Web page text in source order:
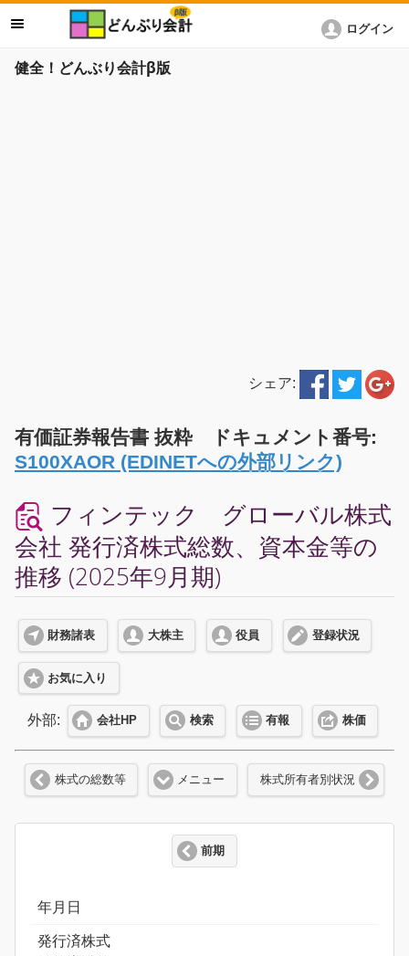
健全！どんぶり会計β版
ログイン
シェア:
有価証券報告書 抜粋 ドキュメント番号:
S100XAOR (EDINETへの外部リンク)
フィンテック グローバル株式
会社 発行済株式総数、資本金等の
推移 (2025年9月期)
財務諸表 大株主 役員 登録状況
お気に入り
外部: 会社HP 検索 有報 株価
株式の総数等 メニュー 株式所有者別状況
前期
年月日
発行済株式